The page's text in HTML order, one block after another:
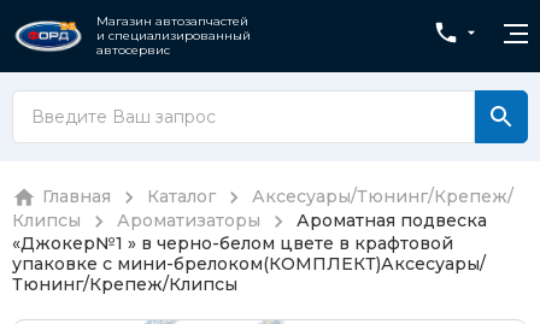
Магазин автозапчастей
и специализированный
автосервис
Главная Каталог
Аксесуары/Тюнинг/Крепеж/
Клипсы
Ароматизаторы
Ароматная подвеска
«Джокер№1 » в черно-белом цвете в крафтовой
упаковке с мини-брелоком(КОМПЛЕКТ)Аксесуары/
Тюнинг/Крепеж/Клипсы